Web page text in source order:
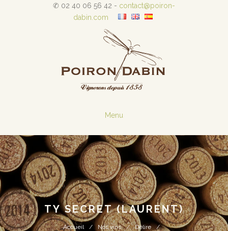
✆ 02 40 06 56 42 - contact@poiron-
dabin.com
Menu
TY SECRET (LAURENT)
Accueil Nos vins
Délire